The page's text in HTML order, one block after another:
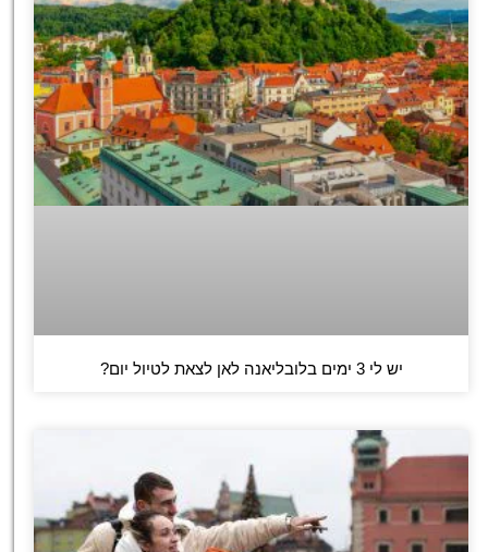
יש לי 3 ימים בלובליאנה לאן לצאת לטיול יום?